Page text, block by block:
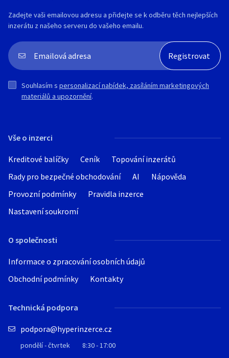
Vše o inzerci
Kreditové balíčky Ceník
Topování inzerátů
Rady pro bezpečné obchodování
AI
Nápověda
Provozní podmínky
Pravidla inzerce
Nastavení soukromí
O společnosti
Informace o zpracování osobních údajů
Obchodní podmínky
Kontakty
Technická podpora
podpora@hyperinzerce.cz
pondělí - čtvrtek 8:30 - 17:00
Zadejte vaši emailovou adresu a přidejte se k odběru těch nejlepších
inzerátu z našeho serveru do vašeho emailu.
Souhlasím s personalizací nabídek, zasíláním marketingových
materiálů a upozornění.